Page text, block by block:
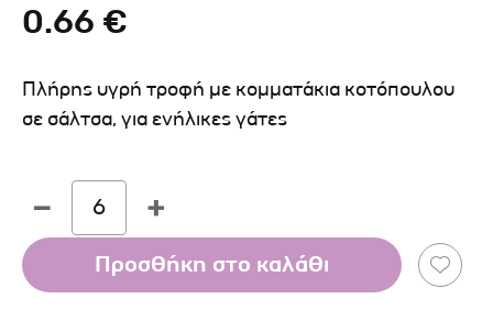
0.66 €
Πλήρης υγρή τροφή με κομματάκια κοτόπουλου
σε σάλτσα, για ενήλικες γάτες
6
Προσθήκη στο καλάθι